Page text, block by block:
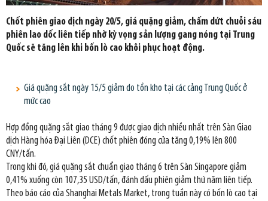
Chốt phiên giao dịch ngày 20/5, giá quặng giảm, chấm dứt chuỗi sáu
phiên lao dốc liên tiếp nhờ kỳ vọng sản lượng gang nóng tại Trung
Quốc sẽ tăng lên khi bốn lò cao khôi phục hoạt động.
Giá quặng sắt ngày 15/5 giảm do tồn kho tại các cảng Trung Quốc ở
mức cao
Hợp đồng quặng sắt giao tháng 9 được giao dịch nhiều nhất trên Sàn Giao
dịch Hàng hóa Đại Liên (DCE) chốt phiên đóng cửa tăng 0,19% lên 800
CNY/tấn.
Trong khi đó, giá quặng sắt chuẩn giao tháng 6 trên Sàn Singapore giảm
0,41% xuống còn 107,35 USD/tấn, đánh dấu phiên giảm thứ năm liên tiếp.
Theo báo cáo của Shanghai Metals Market, trong tuần này có bốn lò cao tại